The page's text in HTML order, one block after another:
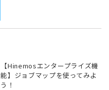
【Hinemosエンタープライズ機
能】ジョブマップを使ってみよ
う！